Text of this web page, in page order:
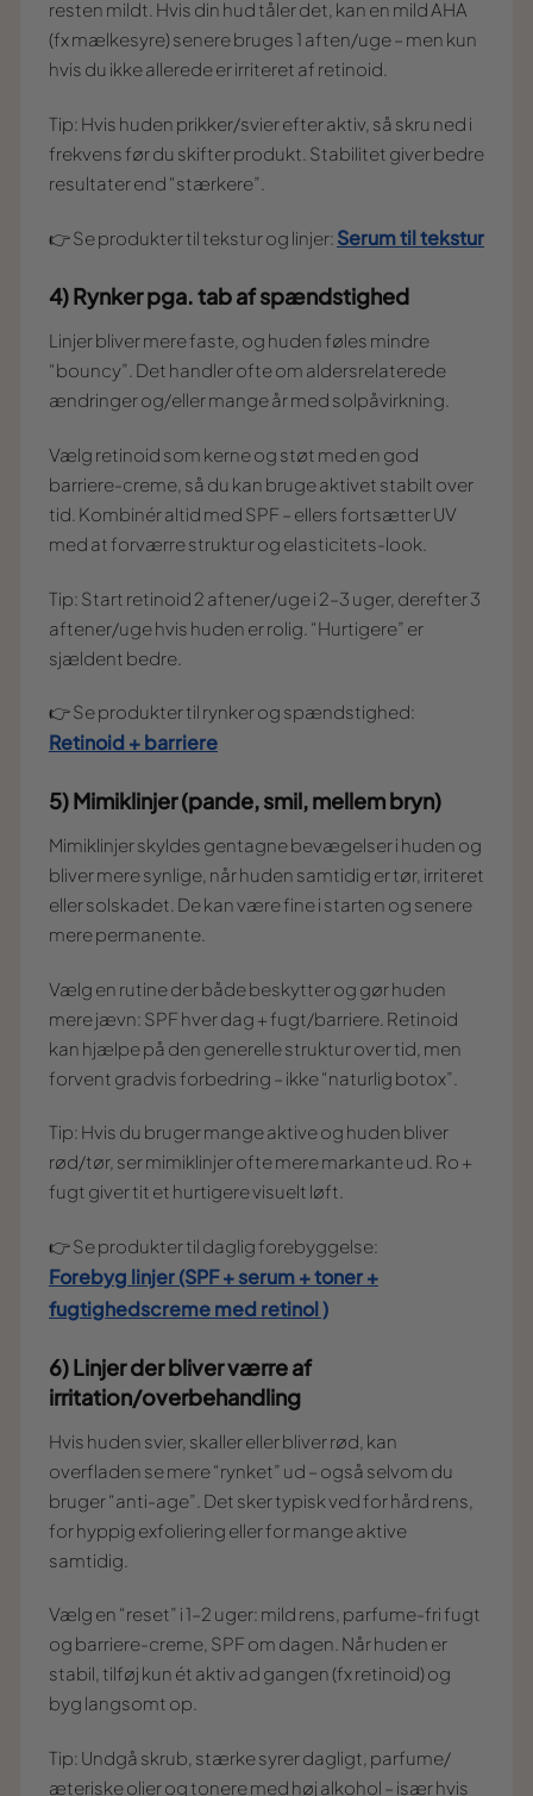
resten mildt. Hvis din hud tåler det, kan en mild AHA
(fx mælkesyre) senere bruges 1 aften/uge – men kun
hvis du ikke allerede er irriteret af retinoid.
Tip: Hvis huden prikker/svier efter aktiv, så skru ned i
frekvens før du skifter produkt. Stabilitet giver bedre
resultater end “stærkere”.
👉 Se produkter til tekstur og linjer: Serum til tekstur
4) Rynker pga. tab af spændstighed
Linjer bliver mere faste, og huden føles mindre
“bouncy”. Det handler ofte om aldersrelaterede
ændringer og/eller mange år med solpåvirkning.
Vælg retinoid som kerne og støt med en god
barriere-creme, så du kan bruge aktivet stabilt over
tid. Kombinér altid med SPF – ellers fortsætter UV
med at forværre struktur og elasticitets-look.
Tip: Start retinoid 2 aftener/uge i 2–3 uger, derefter 3
aftener/uge hvis huden er rolig. “Hurtigere” er
sjældent bedre.
👉 Se produkter til rynker og spændstighed:
Retinoid + barriere
5) Mimiklinjer (pande, smil, mellem bryn)
Mimiklinjer skyldes gentagne bevægelser i huden og
bliver mere synlige, når huden samtidig er tør, irriteret
eller solskadet. De kan være fine i starten og senere
mere permanente.
Vælg en rutine der både beskytter og gør huden
mere jævn: SPF hver dag + fugt/barriere. Retinoid
kan hjælpe på den generelle struktur over tid, men
forvent gradvis forbedring – ikke “naturlig botox”.
Tip: Hvis du bruger mange aktive og huden bliver
rød/tør, ser mimiklinjer ofte mere markante ud. Ro +
fugt giver tit et hurtigere visuelt løft.
👉 Se produkter til daglig forebyggelse:
Forebyg linjer (SPF + serum + toner +
fugtighedscreme med retinol )
6) Linjer der bliver værre af
irritation/overbehandling
Hvis huden svier, skaller eller bliver rød, kan
overfladen se mere “rynket” ud – også selvom du
bruger “anti-age”. Det sker typisk ved for hård rens,
for hyppig exfoliering eller for mange aktive
samtidig.
Vælg en “reset” i 1–2 uger: mild rens, parfume-fri fugt
og barriere-creme, SPF om dagen. Når huden er
stabil, tilføj kun ét aktiv ad gangen (fx retinoid) og
byg langsomt op.
Tip: Undgå skrub, stærke syrer dagligt, parfume/
æteriske olier og tonere med høj alkohol – især hvis